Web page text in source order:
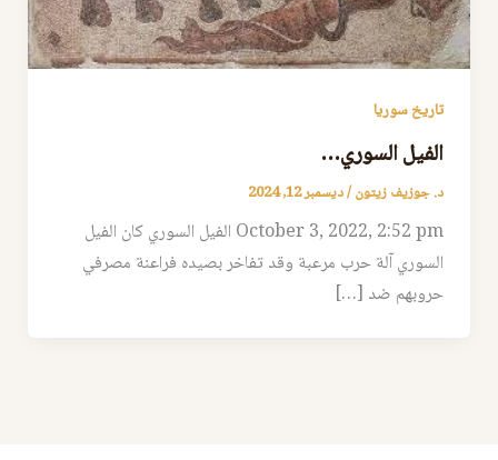
تاريخ سوريا
الفيل السوري…
د. جوزيف زيتون/ديسمبر 12, 2024
October 3, 2022, 2:52 pm الفيل السوري كان الفيل
السوري آلة حرب مرعبة وقد تفاخر بصيده فراعنة مصرفي
حروبهم ضد […]